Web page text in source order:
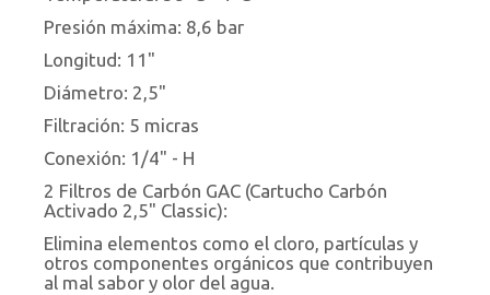
Presión máxima: 8,6 bar
Longitud: 11"
Diámetro: 2,5"
Filtración: 5 micras
Conexión: 1/4" - H
2 Filtros de Carbón GAC (Cartucho Carbón
Activado 2,5" Classic):
Elimina elementos como el cloro, partículas y
otros componentes orgánicos que contribuyen
al mal sabor y olor del agua.